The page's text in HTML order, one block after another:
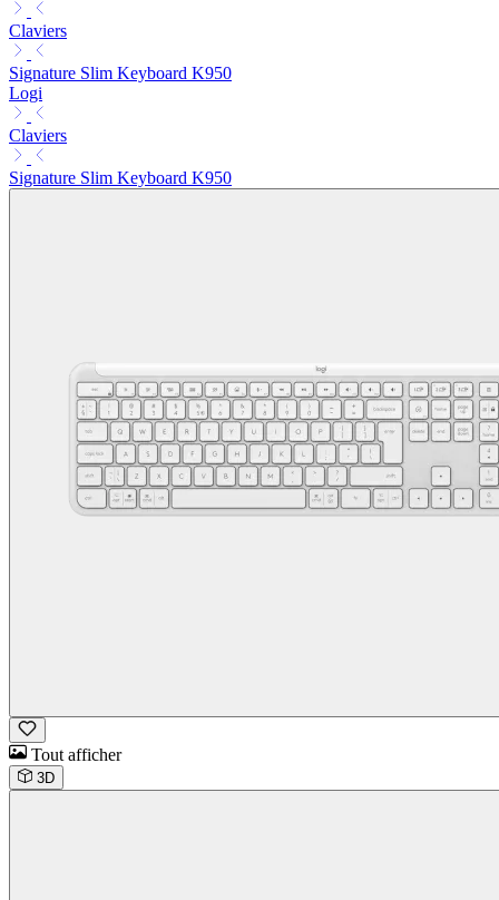
Claviers
Signature Slim Keyboard K950
Logi
Claviers
Signature Slim Keyboard K950
Tout afficher
3D